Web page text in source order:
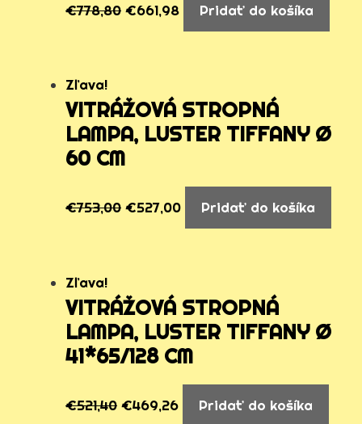
€778,80 €661,98 Pridať do košíka
Zľava!
VITRÁŽOVÁ STROPNÁ
LAMPA, LUSTER TIFFANY Ø
60 CM
€753,00 €527,00 Pridať do košíka
Zľava!
VITRÁŽOVÁ STROPNÁ
LAMPA, LUSTER TIFFANY Ø
41*65/128 CM
€521,40 €469,26 Pridať do košíka